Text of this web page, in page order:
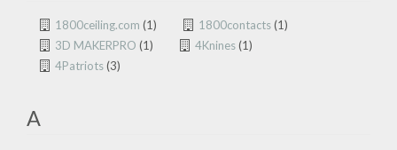
1800ceiling.com (1) 1800contacts(1)
3D MAKERPRO (1) 4Knines(1)
4Patriots(3)
A